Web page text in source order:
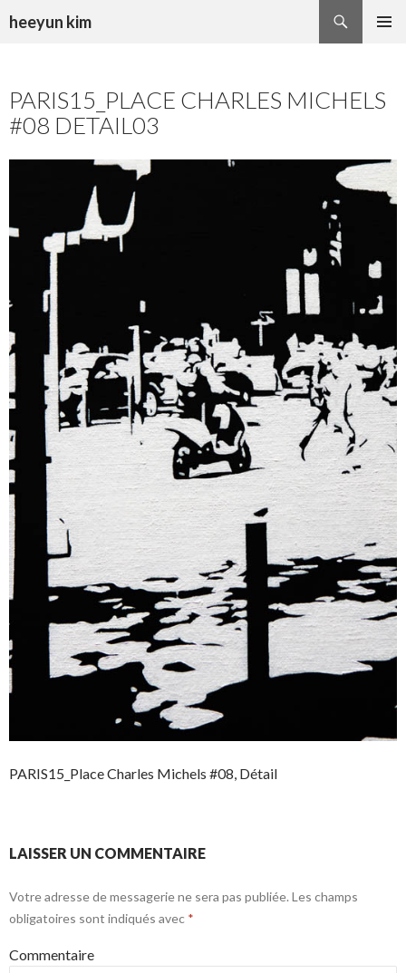
heeyun kim
PARIS15_PLACE CHARLES MICHELS
#08 DETAIL03
PARIS15_Place Charles Michels #08, Détail
LAISSER UN COMMENTAIRE
Votre adresse de messagerie ne sera pas publiée. Les champs
obligatoires sont indiqués avec *
Commentaire